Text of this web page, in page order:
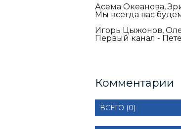
Асема Океанова,
Мы всегда вас
Игорь Цыжонов,
Первый канал -
Комментарии
ВСЕГО (0)